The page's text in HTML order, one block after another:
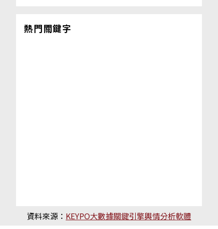
熱門關鍵字
資料來源： KEYPO大數據關鍵引擎輿情分析軟體